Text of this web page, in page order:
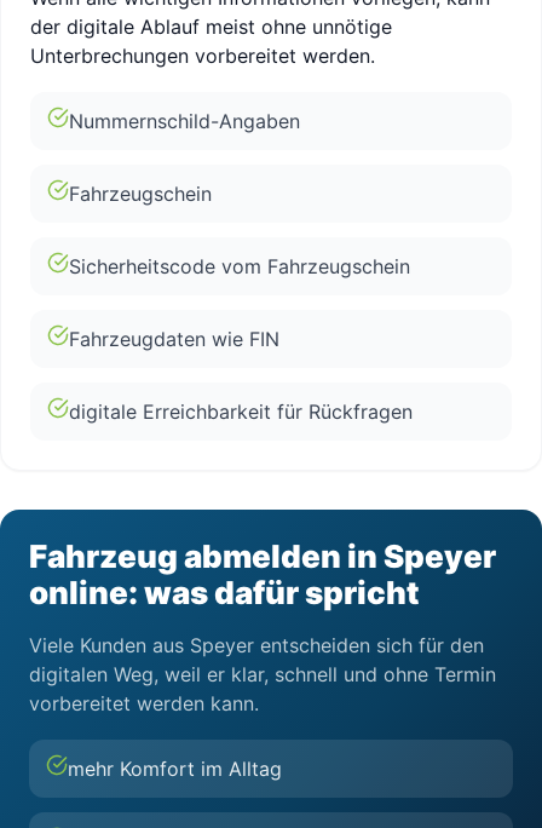
der digitale Ablauf meist ohne unnötige
Unterbrechungen vorbereitet werden.
Nummernschild-Angaben
Fahrzeugschein
Sicherheitscode vom Fahrzeugschein
Fahrzeugdaten wie FIN
digitale Erreichbarkeit für Rückfragen
Fahrzeug abmelden in Speyer
online: was dafür spricht
Viele Kunden aus Speyer entscheiden sich für den
digitalen Weg, weil er klar, schnell und ohne Termin
vorbereitet werden kann.
mehr Komfort im Alltag